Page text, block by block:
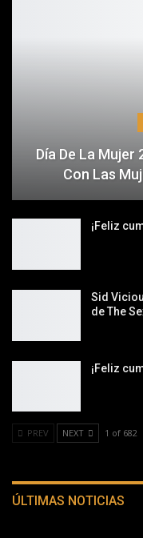
Día De La Mujer
Con Las
¡Feliz
Sid
de The
¡Feliz
PREV NEXT 1 of 682
ÚLTIMAS NOTICIAS